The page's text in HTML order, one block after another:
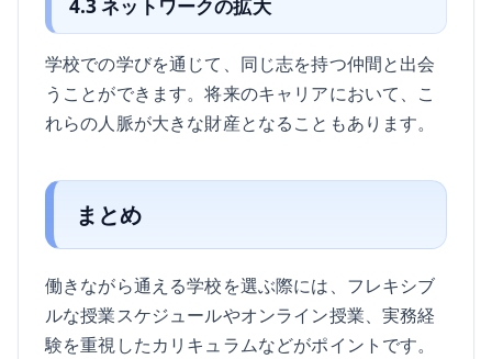
4.3 ネットワークの拡大
学校での学びを通じて、同じ志を持つ仲間と出会
うことができます。将来のキャリアにおいて、こ
れらの人脈が大きな財産となることもあります。
まとめ
働きながら通える学校を選ぶ際には、フレキシブ
ルな授業スケジュールやオンライン授業、実務経
験を重視したカリキュラムなどがポイントです。